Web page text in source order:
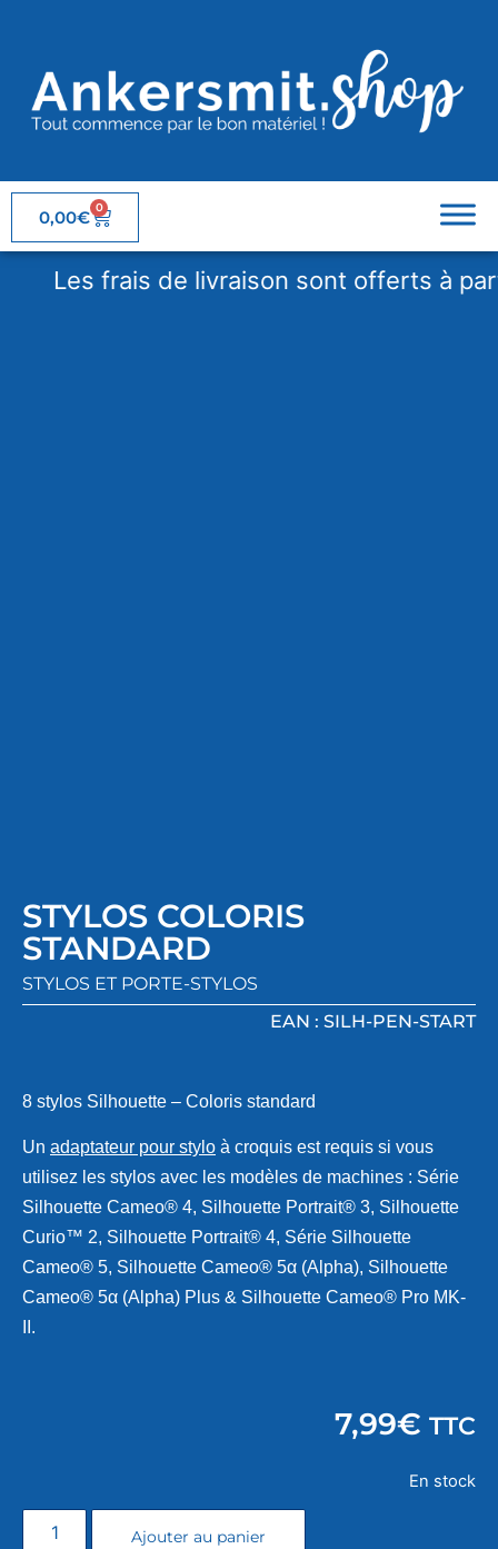
0,00€ 0
frais de livraison sont offerts à partir
STYLOS COLORIS
STANDARD
STYLOS ET PORTE-STYLOS
EAN : SILH-PEN-START
8 stylos Silhouette – Coloris standard
Un adaptateur pour stylo à croquis est requis si vous
utilisez les stylos avec les modèles de machines : Série
Silhouette Cameo® 4, Silhouette Portrait® 3, Silhouette
Curio™ 2, Silhouette Portrait® 4, Série Silhouette
Cameo® 5, Silhouette Cameo® 5α (Alpha), Silhouette
Cameo® 5α (Alpha) Plus & Silhouette Cameo® Pro MK-
II.
7,99€ TTC
En stock
Ajouter au panier